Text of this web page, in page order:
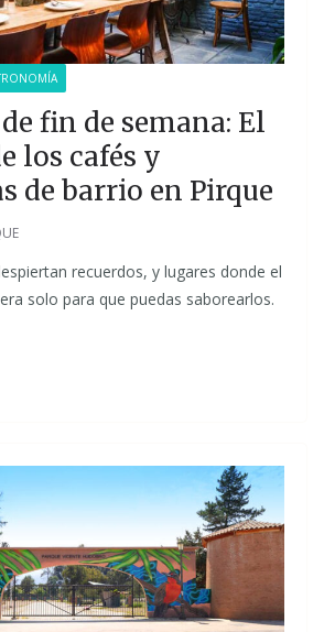
fin de semana: El
los cafés y
de barrio en Pirque
recuerdos, y lugares donde el
solo para que puedas saborearlos.